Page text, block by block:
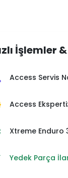
İşlemler
Access Servis
Access
Xtreme Enduro
Yedek Parça